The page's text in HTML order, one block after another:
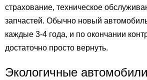
страхование, техническое
запчастей. Обычно новый
каждые 3-4 года, и по окончании
достаточно просто вернуть.
Экологичные